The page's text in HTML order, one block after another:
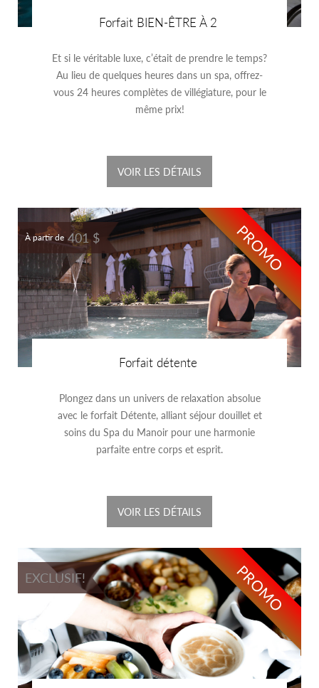
Forfait BIEN-ÊTRE À 2
Et si le véritable luxe, c’était de prendre le temps?
Au lieu de quelques heures dans un spa, offrez-
vous 24 heures complètes de villégiature, pour le
même prix!
VOIR LES DÉTAILS
PROMO
À partir de401 $
Forfait détente
Plongez dans un univers de relaxation absolue
avec le forfait Détente, alliant séjour douillet et
soins du Spa du Manoir pour une harmonie
parfaite entre corps et esprit.
VOIR LES DÉTAILS
PROMO
EXCLUSIF!